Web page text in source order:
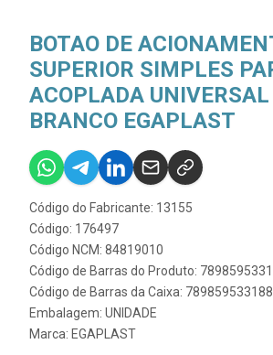
BOTAO DE
SUPERIOR SIMPLES
ACOPLADA
BRANCO EGAPLAST
Código do Fabricante: 13155
Código: 176497
Código NCM: 84819010
Código de Barras do Produto:
Código de Barras da Caixa:
Embalagem: UNIDADE
Marca: EGAPLAST